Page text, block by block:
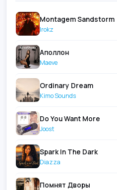
Montagem Sandstorm
Irokz
Аполлон
Maeve
Ordinary Dream
Kimo Sounds
Do You Want More
Joost
Spark In The Dark
Diazza
Помнят Дворы